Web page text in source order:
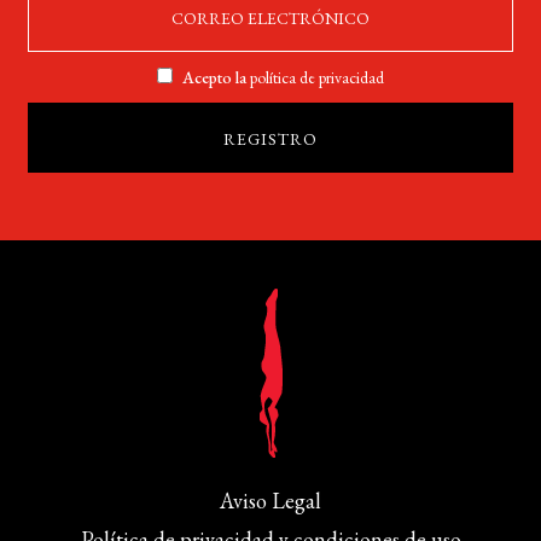
Acepto lapolítica de privacidad
Aviso Legal